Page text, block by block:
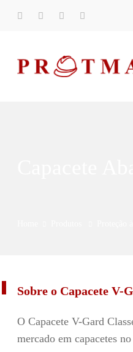
Sobre o Capacete V-
O Capacete V-Gard
mercado em capacetes